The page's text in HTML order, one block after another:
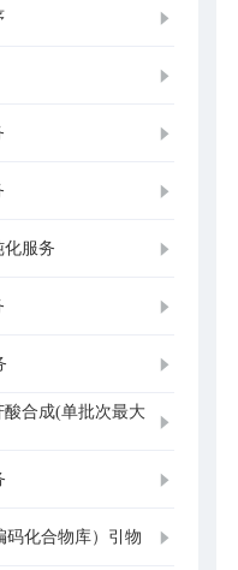
化服务
酸合成(单批次最大
码化合物库）引物